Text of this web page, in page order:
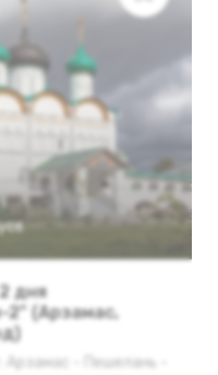
дня
2" (Арзамас,
- Пешелань -